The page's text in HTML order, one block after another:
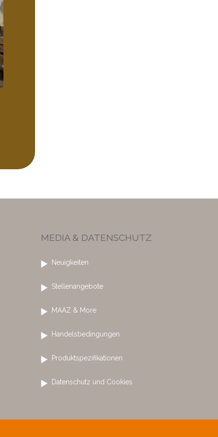
MEDIA & DATENSCHUTZ
Neuigkeiten
Stellenangebote
MAAZ & More
Handelsbedingungen
Produktspezifikationen
Datenschutz und Cookies